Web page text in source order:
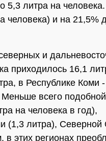
5,3 литра на
человека) и на 21,5%
и
приходилось 16,1
в Республике Коми
всего подобной
на человека в год),
(1,3 литра), Северной
этих регионах